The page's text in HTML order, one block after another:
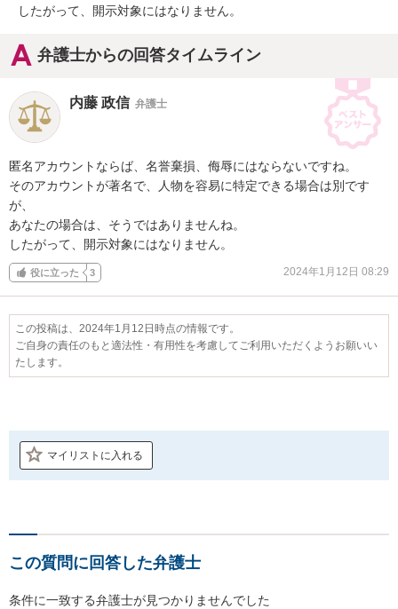
したがって、開示対象にはなりません。
弁護士からの回答タイムライン
内藤 政信 弁護士
匿名アカウントならば、名誉棄損、侮辱にはならないですね。
そのアカウントが著名で、人物を容易に特定できる場合は別です
が、
あなたの場合は、そうではありませんね。
したがって、開示対象にはなりません。
役に立った 3 2024年1月12日 08:29
この投稿は、2024年1月12日時点の情報です。
ご自身の責任のもと適法性・有用性を考慮してご利用いただくようお願いい
たします。
マイリストに入れる
この質問に回答した弁護士
条件に一致する弁護士が見つかりませんでした